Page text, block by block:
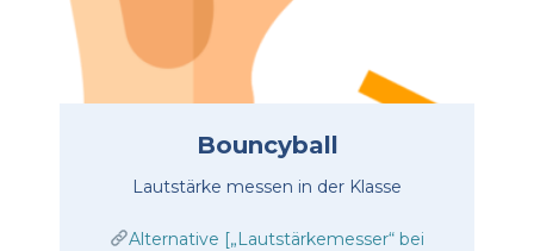
Bouncyball
Lautstärke messen in der Klasse
Alternative [„Lautstärkemesser“ bei